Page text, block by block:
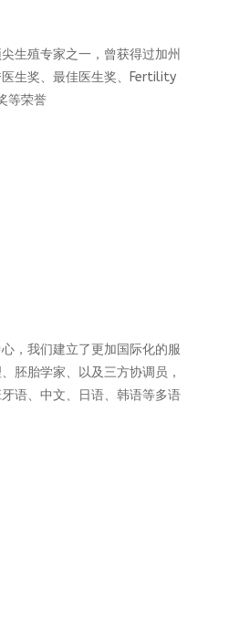
生殖专家之一，曾获得过加州
生奖、最佳医生奖、Fertility
等荣誉
，我们建立了更加国际化的服
胚胎学家、以及三方协调员，
语、中文、日语、韩语等多语